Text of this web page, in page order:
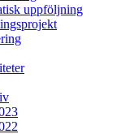
uppföljning